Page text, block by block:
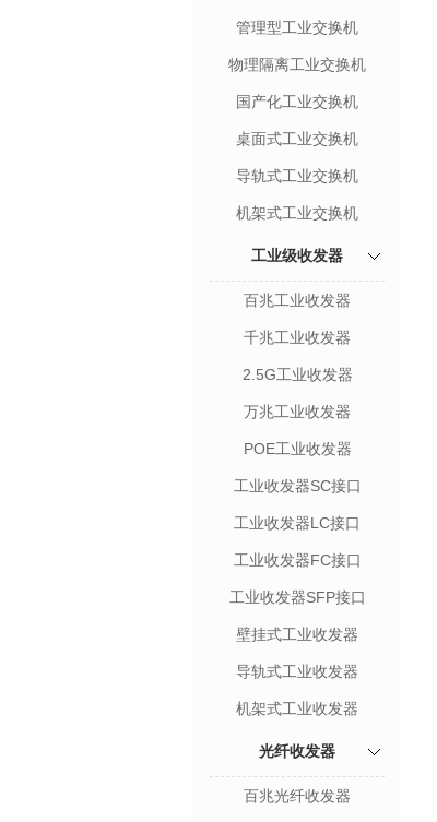
管理型工业交换机
物理隔离工业交换机
国产化工业交换机
桌面式工业交换机
导轨式工业交换机
机架式工业交换机
工业级收发器
百兆工业收发器
千兆工业收发器
2.5G工业收发器
万兆工业收发器
POE工业收发器
工业收发器SC接口
工业收发器LC接口
工业收发器FC接口
工业收发器SFP接口
壁挂式工业收发器
导轨式工业收发器
机架式工业收发器
光纤收发器
百兆光纤收发器